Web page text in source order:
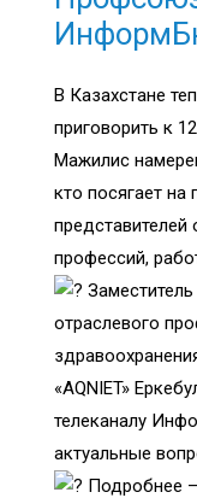
В Казахстане
приговорить к
Мажилис
кто посягает на
профессий,
отраслевого
«AQNIET»
телеканалу
актуальные
Подробнее